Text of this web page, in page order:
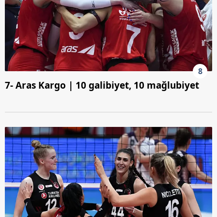
hazırlanmış Aydınlatma Metnimizi okumak ve sitemizde
ilgili mevzuata uygun olarak kullanılan çerezlerle ilgili bilgi
almak için lütfen
tıklayınız.
8
7- Aras Kargo | 10 galibiyet, 10 mağlubiyet